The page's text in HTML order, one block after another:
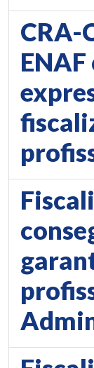
CRA-